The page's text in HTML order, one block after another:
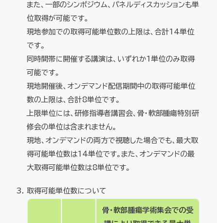
また、一部のシンポジウム、パネルディスカッションも単
位取得が可能です。
現地参加での取得可能単位数の上限は、合計14単位
です。
同時間帯に開催する講演は、いずれか1単位のみ取得
可能です。
現地開催後、オンデマンド配信期間中の取得可能単位
数の上限は、合計8単位です。
上限単位には、研修指導者講習会、骨・軟部腫瘍特別研
修会の単位は含まれません。
現地、オンデマンドの両方で視聴した場合でも、最大取
得可能単位数は14単位です。また、オンデマンドの最
大取得可能単位数は8単位です。
取得可能単位数について
骨・軟部腫瘍学術集会での受